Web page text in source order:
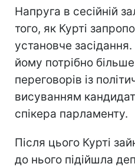
Напруга в сесійній
того, як Курті
установче
йому потрібно
переговорів із
висуванням
спікера парламенту.
Після цього Курті
до нього підійшла